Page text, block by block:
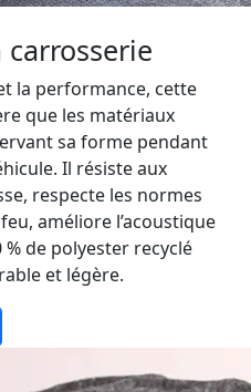
la performance, cette
que les matériaux
sa forme pendant
Il résiste aux
respecte les normes
améliore l’acoustique
de polyester recyclé
et légère.